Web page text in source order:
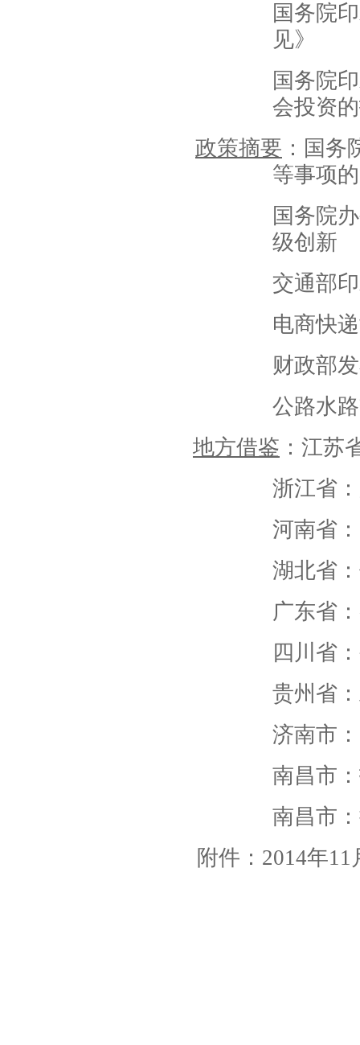
国务院
见》
国务院
会投资
政策摘要 ：国
等事项
国务院
级创新
交通部
电商快
财政部
公路水
地方借鉴 ：江苏
浙江省
河南省
湖北省
广东省
四川省
贵州省
济南市
南昌市
南昌市
附件：2014年